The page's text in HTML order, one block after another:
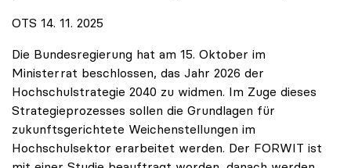
OTS 14. 11. 2025
Die Bundesregierung hat am 15. Oktober im
Ministerrat beschlossen, das Jahr 2026 der
Hochschulstrategie 2040 zu widmen. Im Zuge dieses
Strategieprozesses sollen die Grundlagen für
zukunftsgerichtete Weichenstellungen im
Hochschulsektor erarbeitet werden. Der FORWIT ist